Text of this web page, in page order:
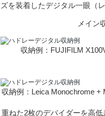
ズを装着したデジタル一眼（
メイン
収納例：FUJIFILM
収納例：Leica Monochrome
重ねた2枚のデバイダーを高